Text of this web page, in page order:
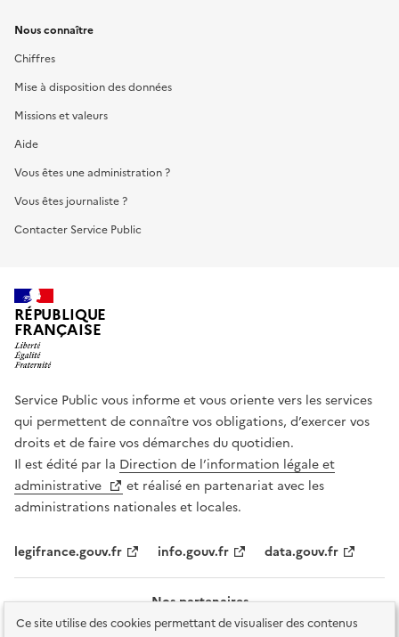
Ce site utilise des cookies permettant de visualiser des contenus
Nous connaître
Chiffres
Mise à disposition des données
Missions et valeurs
Aide
Vous êtes une administration ?
Vous êtes journaliste ?
Contacter Service Public
RÉPUBLIQUE
FRANÇAISE
Service Public vous informe et vous oriente vers les services
qui permettent de connaître vos obligations, d’exercer vos
droits et de faire vos démarches du quotidien.
Il est édité par la Direction de l’information légale et
administrative
et réalisé en partenariat avec les
administrations nationales et locales.
legifrance.gouv.fr info.gouv.fr data.gouv.fr
Nos partenaires